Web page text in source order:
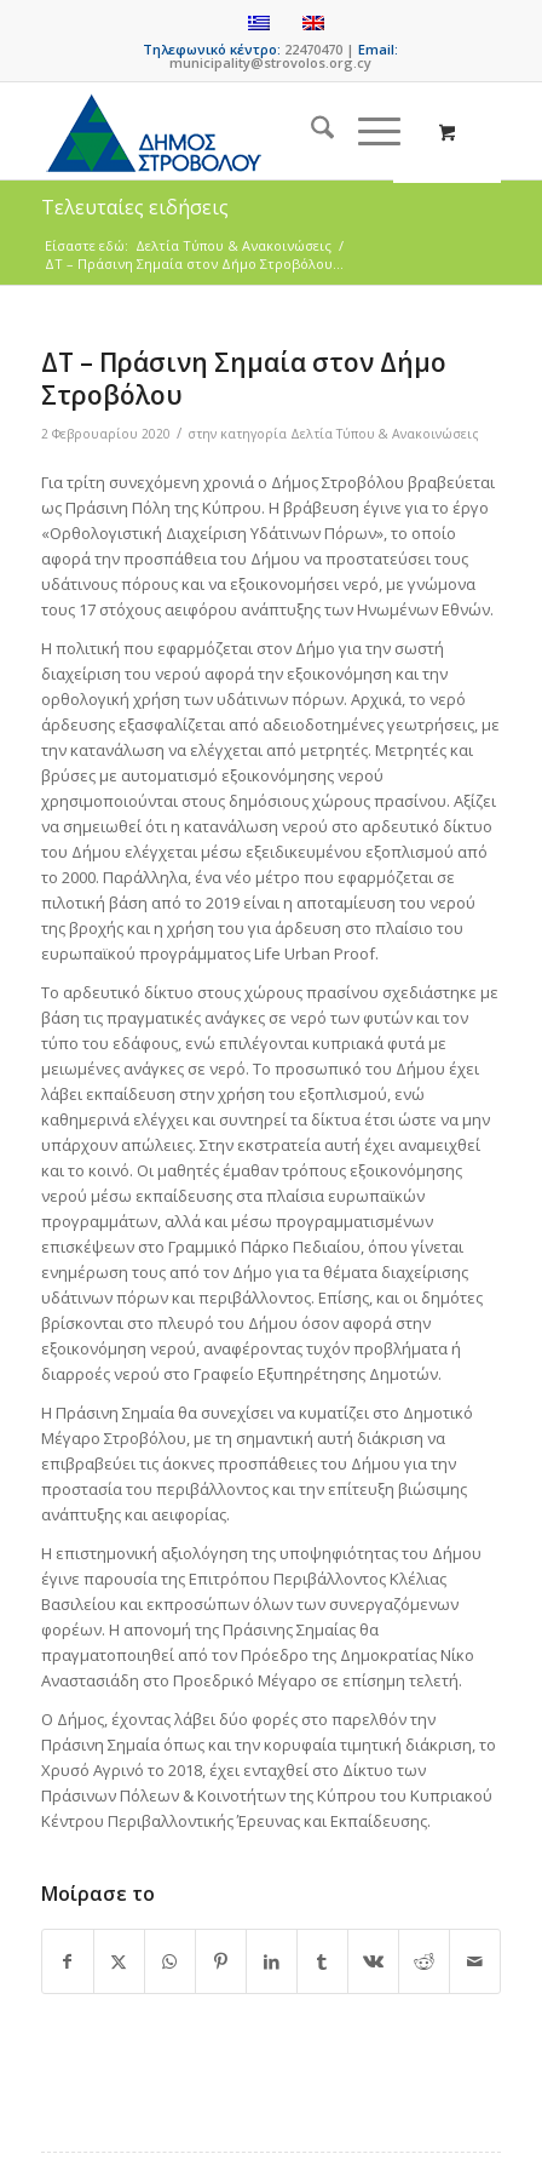
Τηλεφωνικό κέντρο: 22470470 |Email:
municipality@strovolos.org.cy
Τελευταίες ειδήσεις
Είσαστε εδώ: Δελτία Τύπου & Ανακοινώσεις /
ΔΤ – Πράσινη Σημαία στον Δήμο Στροβόλου...
ΔΤ – Πράσινη Σημαία στον Δήμο
Στροβόλου
2 Φεβρουαρίου 2020 / στην κατηγορία Δελτία Τύπου & Ανακοινώσεις
Για τρίτη συνεχόμενη χρονιά ο Δήμος Στροβόλου βραβεύεται
ως Πράσινη Πόλη της Κύπρου. Η βράβευση έγινε για το έργο
«Ορθολογιστική Διαχείριση Υδάτινων Πόρων», το οποίο
αφορά την προσπάθεια του Δήμου να προστατεύσει τους
υδάτινους πόρους και να εξοικονομήσει νερό, με γνώμονα
τους 17 στόχους αειφόρου ανάπτυξης των Ηνωμένων Εθνών.
H πολιτική που εφαρμόζεται στον Δήμο για την σωστή
διαχείριση του νερού αφορά την εξοικονόμηση και την
ορθολογική χρήση των υδάτινων πόρων. Αρχικά, το νερό
άρδευσης εξασφαλίζεται από αδειοδοτημένες γεωτρήσεις, με
την κατανάλωση να ελέγχεται από μετρητές. Μετρητές και
βρύσες με αυτοματισμό εξοικονόμησης νερού
χρησιμοποιούνται στους δημόσιους χώρους πρασίνου. Αξίζει
να σημειωθεί ότι η κατανάλωση νερού στο αρδευτικό δίκτυο
του Δήμου ελέγχεται μέσω εξειδικευμένου εξοπλισμού από
το 2000. Παράλληλα, ένα νέο μέτρο που εφαρμόζεται σε
πιλοτική βάση από το 2019 είναι η αποταμίευση του νερού
της βροχής και η χρήση του για άρδευση στο πλαίσιο του
ευρωπαϊκού προγράμματος Life Urban Proof.
Το αρδευτικό δίκτυο στους χώρους πρασίνου σχεδιάστηκε με
βάση τις πραγματικές ανάγκες σε νερό των φυτών και τον
τύπο του εδάφους, ενώ επιλέγονται κυπριακά φυτά με
μειωμένες ανάγκες σε νερό. Το προσωπικό του Δήμου έχει
λάβει εκπαίδευση στην χρήση του εξοπλισμού, ενώ
καθημερινά ελέγχει και συντηρεί τα δίκτυα έτσι ώστε να μην
υπάρχουν απώλειες. Στην εκστρατεία αυτή έχει αναμειχθεί
και το κοινό. Οι μαθητές έμαθαν τρόπους εξοικονόμησης
νερού μέσω εκπαίδευσης στα πλαίσια ευρωπαϊκών
προγραμμάτων, αλλά και μέσω προγραμματισμένων
επισκέψεων στο Γραμμικό Πάρκο Πεδιαίου, όπου γίνεται
ενημέρωση τους από τον Δήμο για τα θέματα διαχείρισης
υδάτινων πόρων και περιβάλλοντος. Επίσης, και οι δημότες
βρίσκονται στο πλευρό του Δήμου όσον αφορά στην
εξοικονόμηση νερού, αναφέροντας τυχόν προβλήματα ή
διαρροές νερού στο Γραφείο Εξυπηρέτησης Δημοτών.
Η Πράσινη Σημαία θα συνεχίσει να κυματίζει στο Δημοτικό
Μέγαρο Στροβόλου, με τη σημαντική αυτή διάκριση να
επιβραβεύει τις άοκνες προσπάθειες του Δήμου για την
προστασία του περιβάλλοντος και την επίτευξη βιώσιμης
ανάπτυξης και αειφορίας.
Η επιστημονική αξιολόγηση της υποψηφιότητας του Δήμου
έγινε παρουσία της Επιτρόπου Περιβάλλοντος Κλέλιας
Βασιλείου και εκπροσώπων όλων των συνεργαζόμενων
φορέων. Η απονομή της Πράσινης Σημαίας θα
πραγματοποιηθεί από τον Πρόεδρο της Δημοκρατίας Νίκο
Αναστασιάδη στο Προεδρικό Μέγαρο σε επίσημη τελετή.
Ο Δήμος, έχοντας λάβει δύο φορές στο παρελθόν την
Πράσινη Σημαία όπως και την κορυφαία τιμητική διάκριση, το
Χρυσό Αγρινό το 2018, έχει ενταχθεί στο Δίκτυο των
Πράσινων Πόλεων & Κοινοτήτων της Κύπρου του Κυπριακού
Κέντρου Περιβαλλοντικής Έρευνας και Εκπαίδευσης.
Μοίρασε το